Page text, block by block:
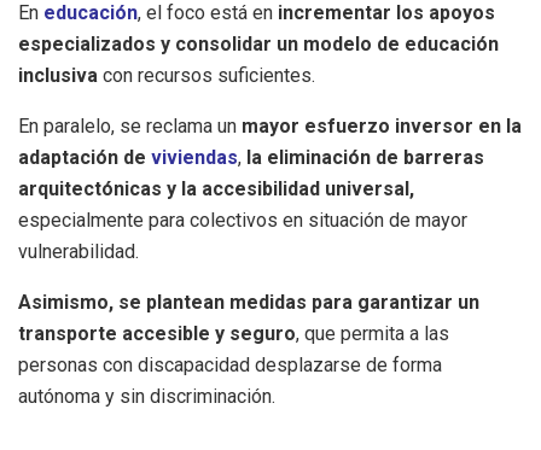
En educación, el foco está en incrementar los apoyos
especializados y consolidar un modelo de educación
inclusiva con recursos suficientes.
En paralelo, se reclama un mayor esfuerzo inversor en la
adaptación de viviendas, la eliminación de barreras
arquitectónicas y la accesibilidad universal,
especialmente para colectivos en situación de mayor
vulnerabilidad.
Asimismo, se plantean medidas para garantizar un
transporte accesible y seguro, que permita a las
personas con discapacidad desplazarse de forma
autónoma y sin discriminación.